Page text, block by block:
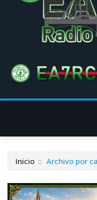
Inicio Archivo por